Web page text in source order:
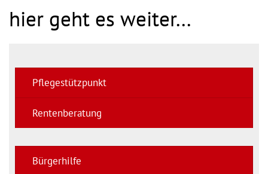
hier geht es weiter...
Pflegestützpunkt
Rentenberatung
Bürgerhilfe